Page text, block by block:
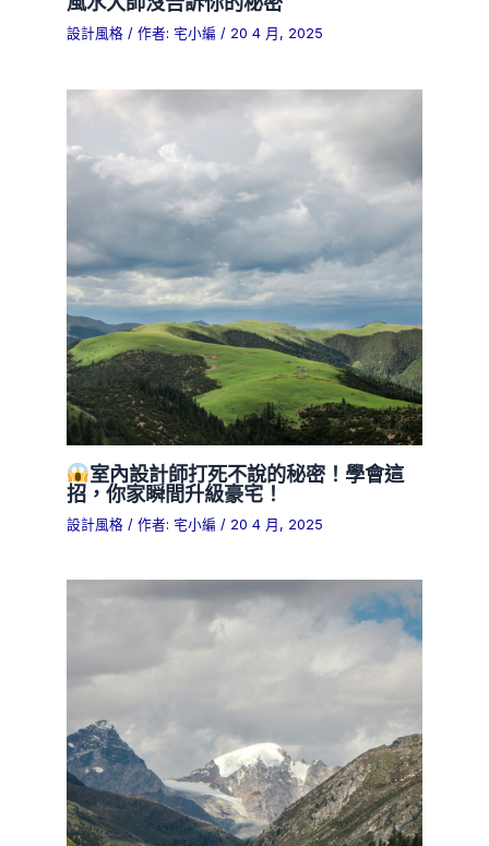
設計風格 / 作者: 宅小編/ 20 4 月, 2025
室內設計師打死不說的秘密！學會這
招，你家瞬間升級豪宅！
設計風格 / 作者: 宅小編 / 20 4 月, 2025